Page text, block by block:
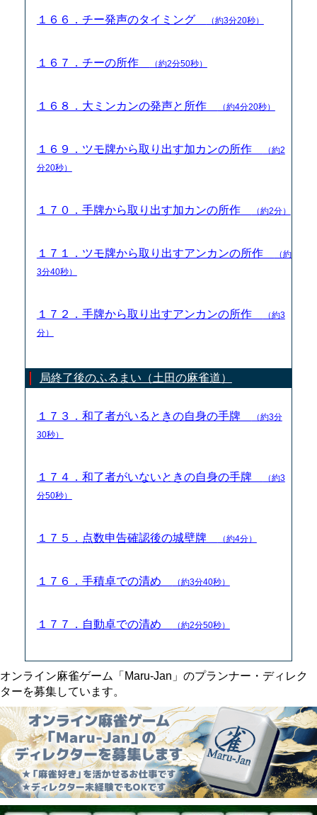
１６６．チー発声のタイミング （約3分20秒）
１６７．チーの所作 （約2分50秒）
１６８．大ミンカンの発声と所作 （約4分20秒）
１６９．ツモ牌から取り出す加カンの所作
（約2
分20秒）
１７０．手牌から取り出す加カンの所作 （約2分）
１７１．ツモ牌から取り出すアンカンの所作
（約
3分40秒）
１７２．手牌から取り出すアンカンの所作
（約3
分）
局終了後のふるまい（土田の麻雀道）
１７３．和了者がいるときの自身の手牌
（約3分
30秒）
１７４．和了者がいないときの自身の手牌
（約3
分50秒）
１７５．点数申告確認後の城壁牌 （約4分）
１７６．手積卓での清め （約3分40秒）
１７７．自動卓での清め （約2分50秒）
オンライン麻雀ゲーム「Maru-Jan」のプランナー・ディレク
ターを募集しています。